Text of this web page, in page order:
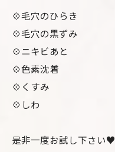
💠毛穴のひらき
💠毛穴の黒ずみ
💠ニキビあと
💠色素沈着
💠くすみ
💠しわ
是非一度お試し下さい♥